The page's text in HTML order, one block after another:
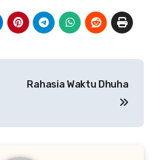
Rahasia Waktu Dhuha